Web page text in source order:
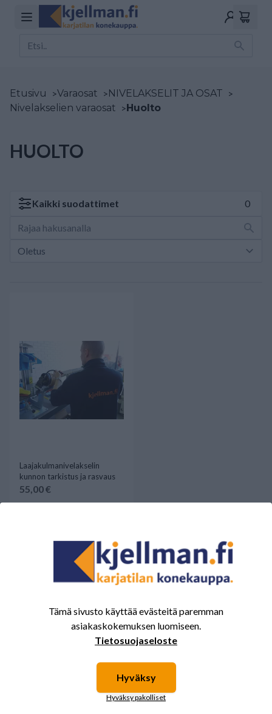
Etusivu >Varaosat >NIVELAKSELIT JA OSAT >
Nivelakselien varaosat >Huolto
HUOLTO
Kaikki suodattimet 0
Laajakulmanivelakselin
kunnon tarkistus ja rasvaus
55,00 €
1
Tämä sivusto käyttää evästeitä paremman
asiakaskokemuksen luomiseen.
Tietosuojaseloste
Hyväksy
Hyväksy pakolliset